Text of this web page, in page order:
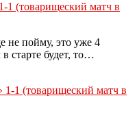
(товарищеский матч в
не пойму, это уже 4
старте будет, то…
1 (товарищеский матч в